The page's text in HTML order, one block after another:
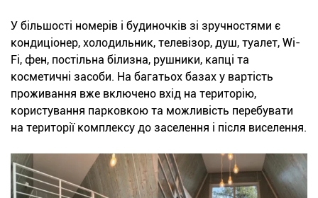
У більшості номерів і будиночків зі зручностями є
кондиціонер, холодильник, телевізор, душ, туалет, Wi-
Fi, фен, постільна білизна, рушники, капці та
косметичні засоби. На багатьох базах у вартість
проживання вже включено вхід на територію,
користування парковкою та можливість перебувати
на території комплексу до заселення і після виселення.